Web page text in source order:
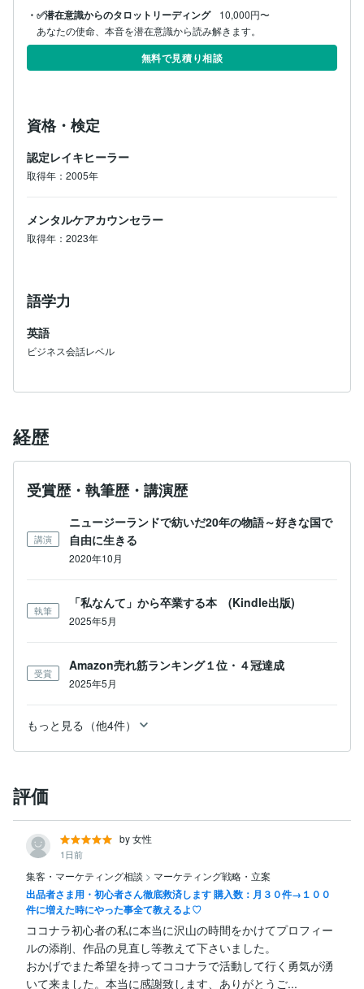
・✅潜在意識からのタロットリーディング
10,000円〜
あなたの使命、本音を潜在意識から読み解きます。
無料で見積り相談
資格・検定
認定レイキヒーラー
取得年：2005年
メンタルケアカウンセラー
取得年：2023年
語学力
英語
ビジネス会話レベル
経歴
受賞歴・執筆歴・講演歴
講演
ニュージーランドで紡いだ20年の物語～好きな国で
自由に生きる
2020年10月
執筆
「私なんて」から卒業する本 (Kindle出版)
2025年5月
受賞
Amazon売れ筋ランキング１位・４冠達成
2025年5月
もっと見る（他4件）
評価
by 女性
1日前
集客・マーケティング相談 > マーケティング戦略・立案
出品者さま用・初心者さん徹底救済します 購入数：月３０件→１００
件に増えた時にやった事全て教えるよ♡
ココナラ初心者の私に本当に沢山の時間をかけてプロフィー
ルの添削、作品の見直し等教えて下さいました。
おかげでまた希望を持ってココナラで活動して行く勇気が湧
いて来ました。本当に感謝致します、ありがとうご...